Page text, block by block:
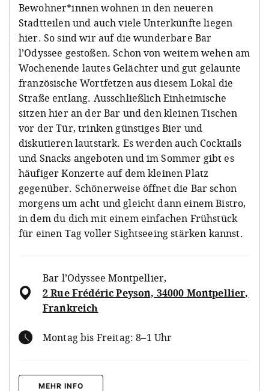
Bewohner*innen wohnen in den neueren
Stadtteilen und auch viele Unterkünfte liegen
hier. So sind wir auf die wunderbare Bar
l’Odyssee gestoßen. Schon von weitem wehen am
Wochenende lautes Gelächter und gut gelaunte
französische Wortfetzen aus diesem Lokal die
Straße entlang. Ausschließlich Einheimische
sitzen hier an der Bar und den kleinen Tischen
vor der Tür, trinken günstiges Bier und
diskutieren lautstark. Es werden auch Cocktails
und Snacks angeboten und im Sommer gibt es
häufiger Konzerte auf dem kleinen Platz
gegenüber. Schönerweise öffnet die Bar schon
morgens um acht und gleicht dann einem Bistro,
in dem du dich mit einem einfachen Frühstück
für einen Tag voller Sightseeing stärken kannst.
Bar l’Odyssee Montpellier,
2 Rue Frédéric Peyson, 34000 Montpellier,
Frankreich
Montag bis Freitag: 8–1 Uhr
MEHR INFO